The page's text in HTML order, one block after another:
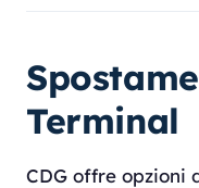
Terminal
CDG offre opzioni